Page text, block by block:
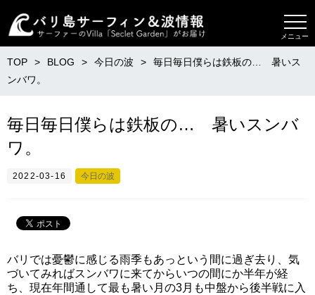
メニュー
TOP BLOG 今日の波
毎日毎日僕らは鉄板の… 暑いス
ンバワ。
毎日毎日僕らは鉄板の… 暑いスンバ
ワ。
2022-03-16 今日の波
バリでは憂鬱に感じる雨季もあっという間に過ぎ去り、気
づいてみればスンバワに来てからいつの間にか半年が経
ち、現在年間通して最も暑い月の3月も中盤から後半戦に入